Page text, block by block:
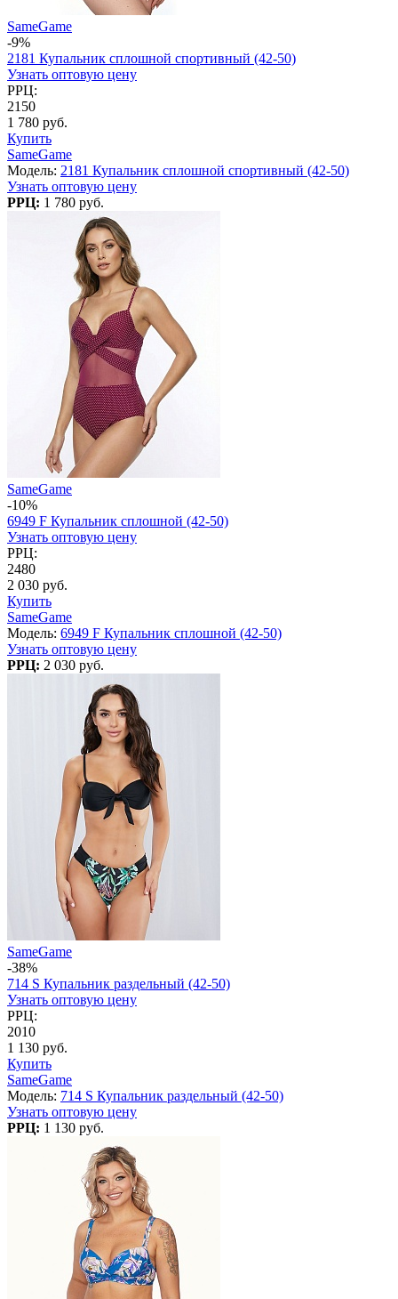
SameGame
-9%
2181 Купальник сплошной спортивный (42-50)
Узнать оптовую цену
РРЦ:
2150
1 780 руб.
Купить
SameGame
Модель: 2181 Купальник сплошной спортивный (42-50)
Узнать оптовую цену
РРЦ: 1 780 руб.
SameGame
-10%
6949 F Купальник сплошной (42-50)
Узнать оптовую цену
РРЦ:
2480
2 030 руб.
Купить
SameGame
Модель: 6949 F Купальник сплошной (42-50)
Узнать оптовую цену
РРЦ: 2 030 руб.
SameGame
-38%
714 S Купальник раздельный (42-50)
Узнать оптовую цену
РРЦ:
2010
1 130 руб.
Купить
SameGame
Модель: 714 S Купальник раздельный (42-50)
Узнать оптовую цену
РРЦ: 1 130 руб.